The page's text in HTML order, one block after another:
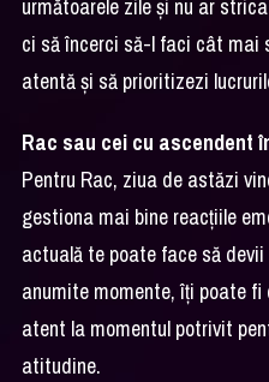
următoarele zile și nu ar
ci să încerci să-l faci cât mai
atentă și să prioritizezi
Rac sau cei cu ascendent
Pentru Rac, ziua de astăzi
gestiona mai bine reacțiile
actuală te poate face să
anumite momente, îți poate
atent la momentul potrivit
atitudine.